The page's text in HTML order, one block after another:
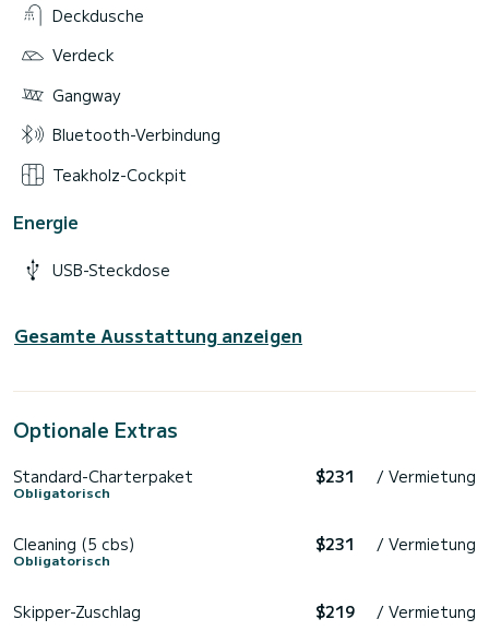
Deckdusche
Verdeck
Gangway
Bluetooth-Verbindung
Teakholz-Cockpit
Energie
USB-Steckdose
Gesamte Ausstattung anzeigen
Optionale Extras
Standard-Charterpaket
Obligatorisch
$231 / Vermietung
Cleaning (5 cbs)
Obligatorisch
$231 / Vermietung
Skipper-Zuschlag $219 / Vermietung